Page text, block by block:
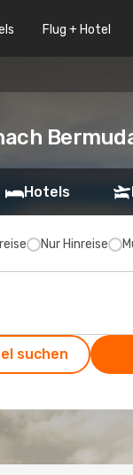
Flug + Hotel
Hotels
Nur Hinreise
suchen